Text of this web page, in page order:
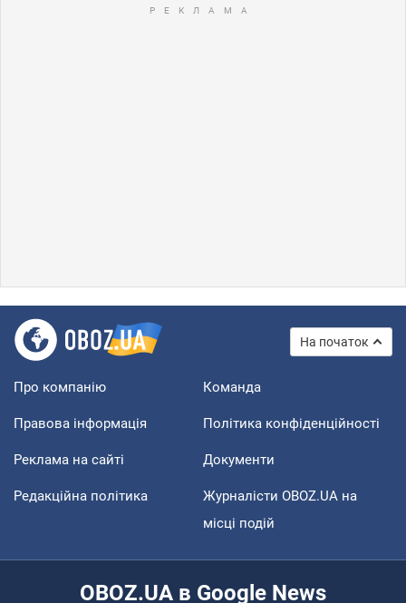
На початок
Про компанію Команда
Правова інформація Політика конфіденційності
Реклама на сайті Документи
Редакційна політика
Журналісти OBOZ.UA на
місці подій
OBOZ.UA в Google News